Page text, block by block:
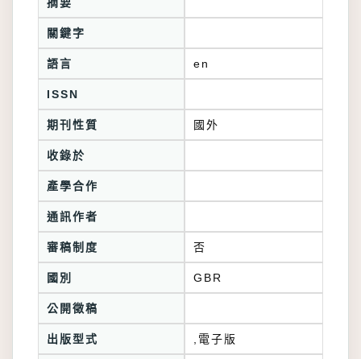
關鍵字
語言 en
ISSN
期刊性質 國外
收錄於
產學合作
通訊作者
審稿制度 否
國別 GBR
公開徵稿
出版型式 ,電子版